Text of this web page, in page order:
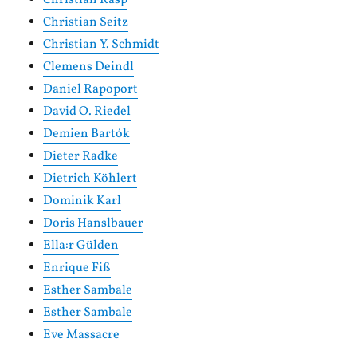
Christian Seitz
Christian Y. Schmidt
Clemens Deindl
Daniel Rapoport
David O. Riedel
Demien Bartók
Dieter Radke
Dietrich Köhlert
Dominik Karl
Doris Hanslbauer
Ella:r Gülden
Enrique Fiß
Esther Sambale
Esther Sambale
Eve Massacre